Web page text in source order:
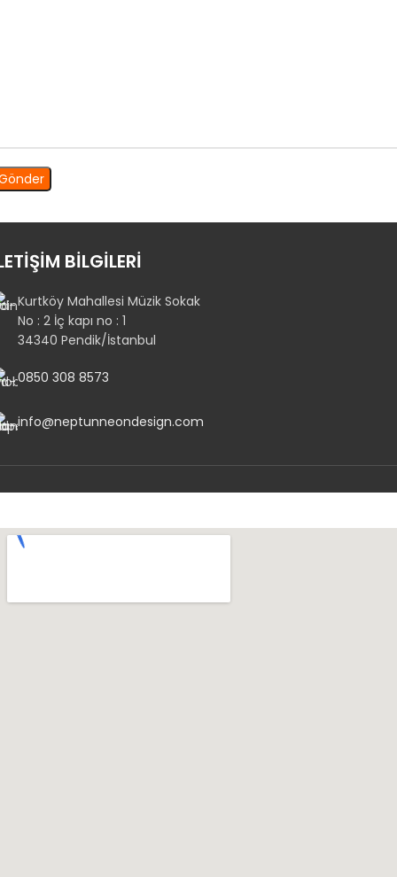
BİLGİLERİ
Kurtköy Mahallesi Müzik Sokak
No : 2 İç kapı no : 1
34340 Pendik/İstanbul
0850 308 8573
info@neptunneondesign.com